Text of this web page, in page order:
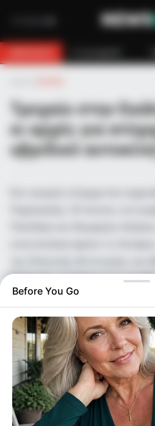
Τροχαίο στην
οι αρχές για
υβριδικό
διάσωσης. Η κλήση για το
Before You Go